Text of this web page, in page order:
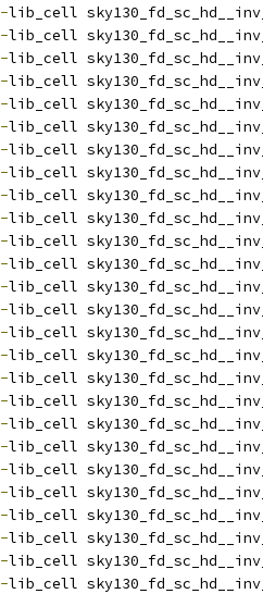
-lib_cell
-lib_cell
-lib_cell
-lib_cell
-lib_cell
-lib_cell
-lib_cell
-lib_cell
-lib_cell
-lib_cell
-lib_cell
-lib_cell
-lib_cell
-lib_cell
-lib_cell
-lib_cell
-lib_cell
-lib_cell
-lib_cell
-lib_cell
-lib_cell
-lib_cell
-lib_cell
-lib_cell
-lib_cell
-lib_cell